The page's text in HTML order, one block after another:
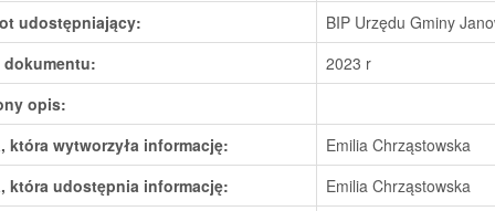
udostępniający:
BIP Urzędu Gminy
dokumentu:
2023 r
opis:
która wytworzyła informację:
Emilia Chrząstowska
która udostępnia informację:
Emilia Chrząstowska